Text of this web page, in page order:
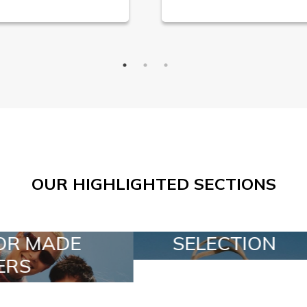
OUR HIGHLIGHTED SECTIONS
SPECIAL LOTS